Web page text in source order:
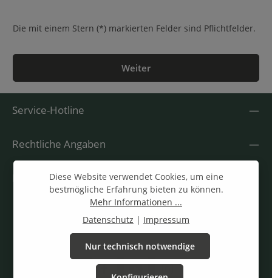
Die mit einem Stern (*) markierten Felder sind Pflichtfelder.
Weiter
Service-Hotline
Rechtliche Angaben
InformationenDiese Website verwendet Cookies, um eine
bestmögliche Erfahrung bieten zu können.
Mehr Informationen ...
Datenschutz | Impressum
Nur technisch notwendige